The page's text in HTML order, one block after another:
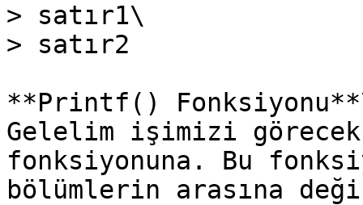
> satır1\
> satır2
**Printf()
Gelelim işimizi
fonksiyonuna. Bu
bölümlerin arasına